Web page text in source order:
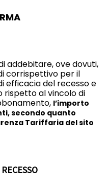
addebitare, ove dovuti,
corrispettivo per il
efficacia del recesso e
rispetto al vincolo di
l’importo
secondo quanto
Tariffaria del sito